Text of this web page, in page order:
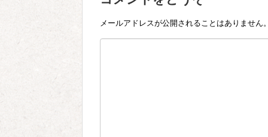
メールアドレスが公開されることはありません